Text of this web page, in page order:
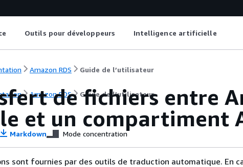
Outils pour développeurs Intelligence artificielle
Amazon RDS Guide de l’utilisateur
Amazon RDS Guide de l’utilisateur
de fichiers entre
et un compartiment
Markdown Mode concentration
sont fournies par des outils de traduction automatique. En